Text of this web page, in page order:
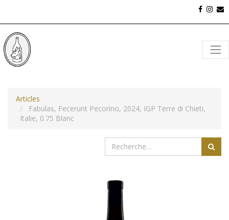
Articles
Fabulas, Fecerunt Pecorino, 2024, IGP Terre di Chieti,
Italie, 0.75 Blanc